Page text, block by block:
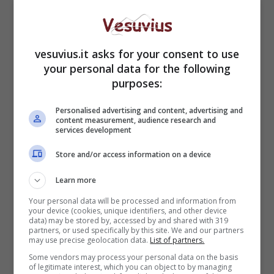
vesuvius.it asks for your consent to use
your personal data for the following
purposes:
Personalised advertising and content, advertising and
content measurement, audience research and
services development
Store and/or access information on a device
Learn more
Your personal data will be processed and information from
your device (cookies, unique identifiers, and other device
data) may be stored by, accessed by and shared with 319
partners, or used specifically by this site. We and our partners
may use precise geolocation data. List of partners.
Some vendors may process your personal data on the basis
of legitimate interest, which you can object to by managing